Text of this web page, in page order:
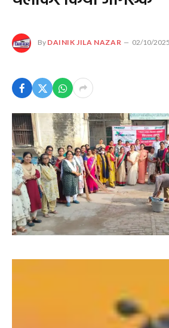
By DAINIK JILA NAZAR 02/10/2025